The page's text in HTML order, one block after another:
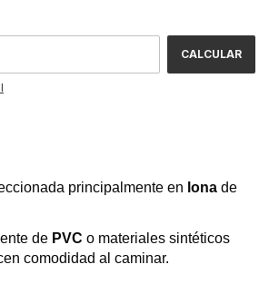
CALCULAR
principalmente en lona de
de PVC o materiales sintéticos
comodidad al caminar.